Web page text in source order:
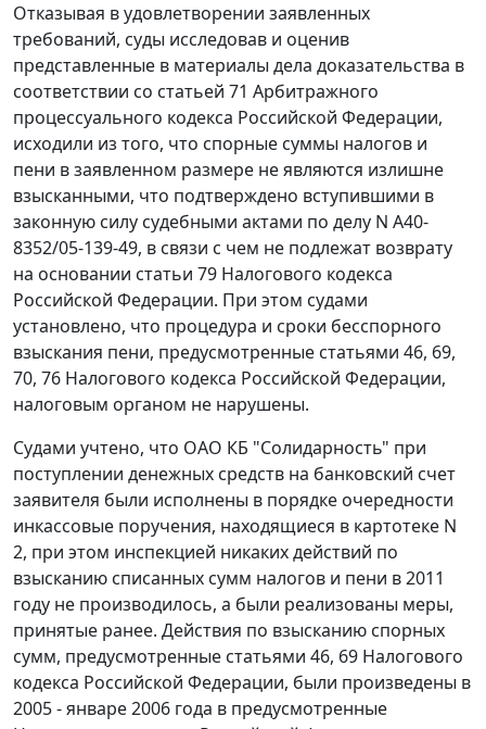
Отказывая в удовлетворении заявленных
требований, суды исследовав и оценив
представленные в материалы дела доказательства в
соответствии со статьей 71 Арбитражного
процессуального кодекса Российской Федерации,
исходили из того, что спорные суммы налогов и
пени в заявленном размере не являются излишне
взысканными, что подтверждено вступившими в
законную силу судебными актами по делу N А40-
8352/05-139-49, в связи с чем не подлежат возврату
на основании статьи 79 Налогового кодекса
Российской Федерации. При этом судами
установлено, что процедура и сроки бесспорного
взыскания пени, предусмотренные статьями 46, 69,
70, 76 Налогового кодекса Российской Федерации,
налоговым органом не нарушены.
Судами учтено, что ОАО КБ "Солидарность" при
поступлении денежных средств на банковский счет
заявителя были исполнены в порядке очередности
инкассовые поручения, находящиеся в картотеке N
2, при этом инспекцией никаких действий по
взысканию списанных сумм налогов и пени в 2011
году не производилось, а были реализованы меры,
принятые ранее. Действия по взысканию спорных
сумм, предусмотренные статьями 46, 69 Налогового
кодекса Российской Федерации, были произведены в
2005 - январе 2006 года в предусмотренные